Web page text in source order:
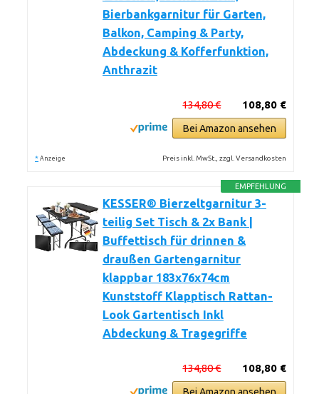
Bierbankgarnitur für Garten,
Balkon, Camping & Party,
Abdeckung & Kofferfunktion,
Anthrazit
108,80 €
134,80 €
Bei Amazon ansehen
* Anzeige Preis inkl. MwSt., zzgl. Versandkosten
EMPFEHLUNG
KESSER® Bierzeltgarnitur 3-
teilig Set Tisch & 2x Bank |
Buffettisch für drinnen &
draußen Gartengarnitur
klappbar 183x76x74cm
Kunststoff Klapptisch Rattan-
Look Gartentisch Inkl
Abdeckung & Tragegriffe
108,80 €
134,80 €